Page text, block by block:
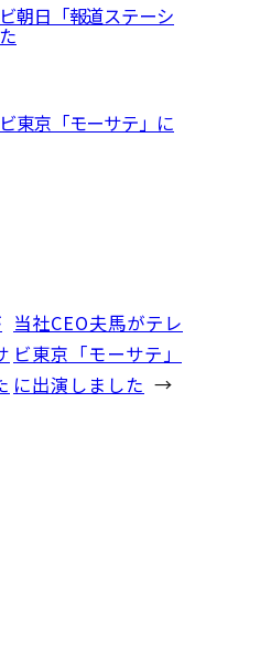
朝日「報道ステーシ
東京「モーサテ」に
当社CEO夫馬がテレ
ビ東京「モーサテ」
に出演しました →